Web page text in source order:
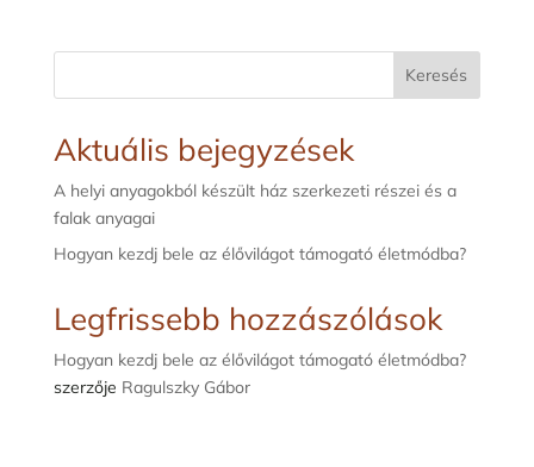
-
Keresés
Aktuális bejegyzések
A helyi anyagokból készült ház szerkezeti részei és a
falak anyagai
Hogyan kezdj bele az élővilágot támogató életmódba?
Legfrissebb hozzászólások
Hogyan kezdj bele az élővilágot támogató életmódba?
szerzője Ragulszky Gábor